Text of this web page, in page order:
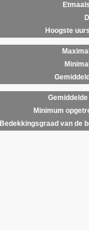
Hoogste
Minimum
Bedekkingsgraad van de